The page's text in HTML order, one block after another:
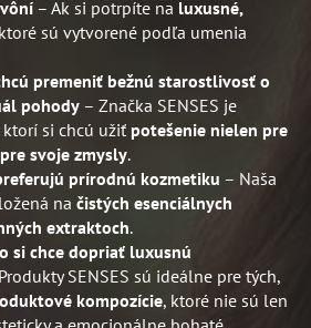
– Ak si potrpíte na luxusné,
sú vytvorené podľa umenia
premeniť bežnú starostlivosť o
pohody – Značka SENSES je
si chcú užiť potešenie nielen pre
svoje zmysly.
prírodnú kozmetiku – Naša
na čistých esenciálnych
extraktoch.
si chce dopriať luxusnú
SENSES sú ideálne pre tých,
kompozície, ktoré nie sú len